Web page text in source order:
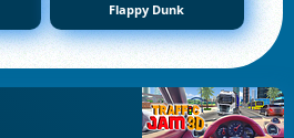
Flappy Dunk